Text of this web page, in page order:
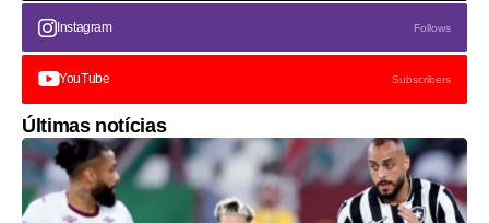
Instagram Follows
YouTube Subscribers
Últimas notícias